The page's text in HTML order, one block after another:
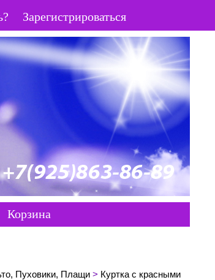
Зарегистрироваться
Корзина
Пуховики, Плащи> Куртка с красными